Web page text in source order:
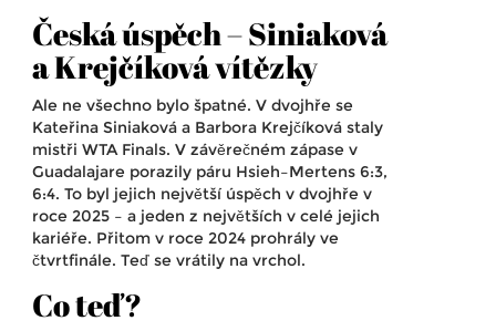
Česká úspěch – Siniaková
a Krejčíková vítězky
Ale ne všechno bylo špatné. V dvojhře se
Kateřina Siniaková a Barbora Krejčíková staly
mistři WTA Finals. V závěrečném zápase v
Guadalajare porazily páru Hsieh–Mertens 6:3,
6:4. To byl jejich největší úspěch v dvojhře v
roce 2025 – a jeden z největších v celé jejich
kariéře. Přitom v roce 2024 prohrály ve
čtvrtfinále. Teď se vrátily na vrchol.
Co teď?